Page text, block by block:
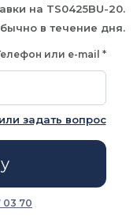
на TS0425BU-20.
в течение дня.
или e-mail *
задать вопрос
03 70